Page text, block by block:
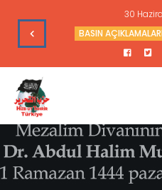
30
Düzenlediği Saldırılar
BASIN AÇIKLAMALARI